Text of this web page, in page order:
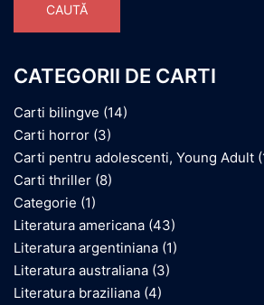
CAUTĂ
CATEGORII DE CARTI
Carti bilingve (14)
Carti horror (3)
Carti pentru adolescenti, Young Adult
Carti thriller (8)
Categorie (1)
Literatura americana (43)
Literatura argentiniana (1)
Literatura australiana (3)
Literatura braziliana (4)